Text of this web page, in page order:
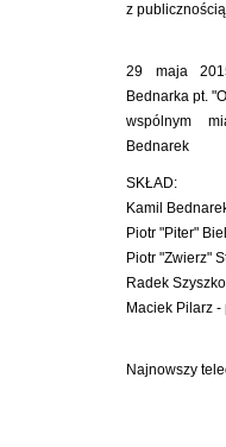
z
29 maja
Bednarka pt.
wspólnym
Bednarek
SKŁAD:
Kamil
Piotr "Piter"
Piotr "Zwierz"
Radek
Maciek Pilarz
Najnowszy